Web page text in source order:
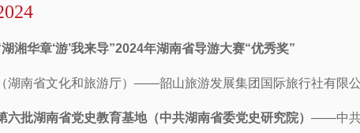
湖湘华章‘游’我来导”2024年湖南省导游大赛“优秀奖”
湖南省文化和旅游厅）——韶山旅游发展集团国际旅行社有限
六批湖南省党史教育基地（中共湖南省委党史研究院）——中共